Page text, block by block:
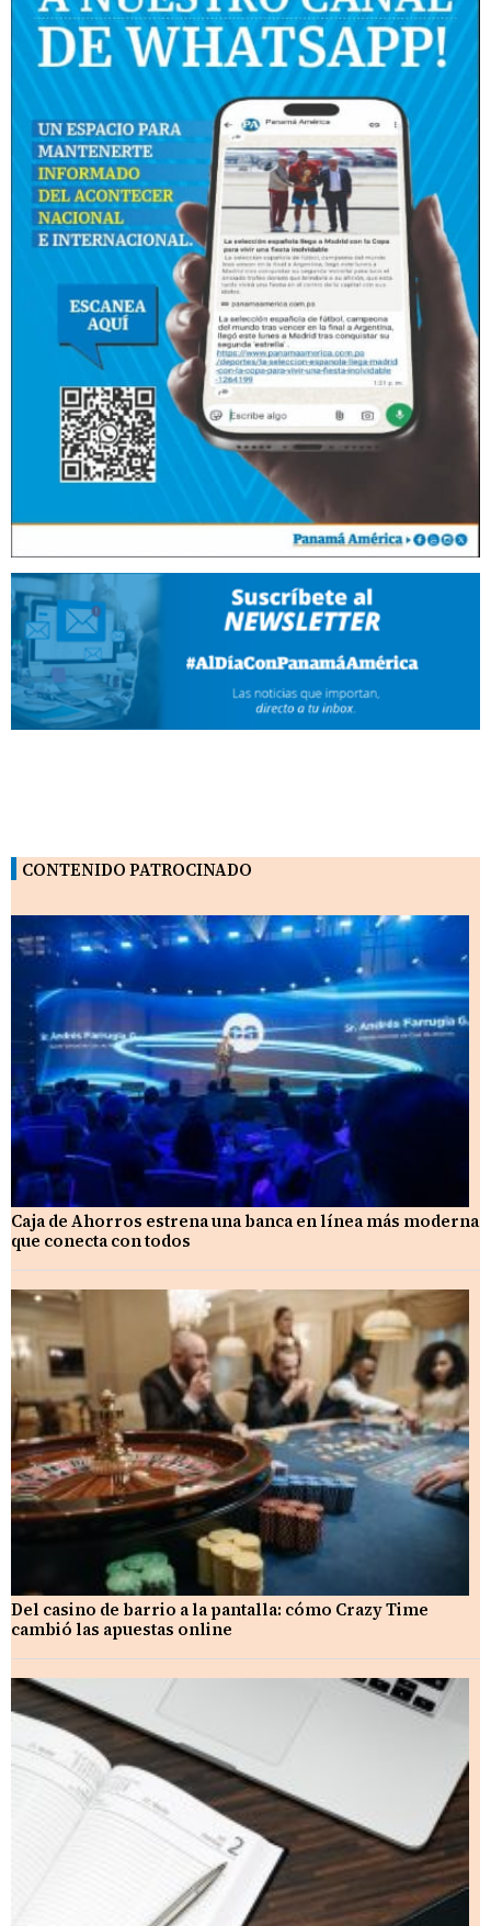
CONTENIDO PATROCINADO
Caja de Ahorros estrena una banca en línea más moderna
que conecta con todos
Del casino de barrio a la pantalla: cómo Crazy Time
cambió las apuestas online